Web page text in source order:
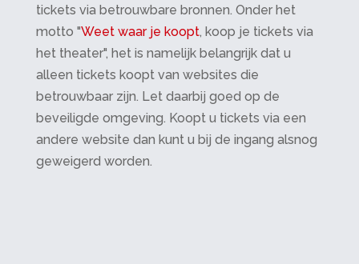
tickets via betrouwbare bronnen. Onder het
motto "Weet waar je koopt, koop je tickets via
het theater", het is namelijk belangrijk dat u
alleen tickets koopt van websites die
betrouwbaar zijn. Let daarbij goed op de
beveiligde omgeving. Koopt u tickets via een
andere website dan kunt u bij de ingang alsnog
geweigerd worden.